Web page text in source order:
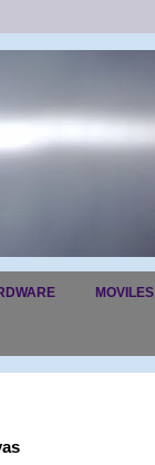
MOVILES